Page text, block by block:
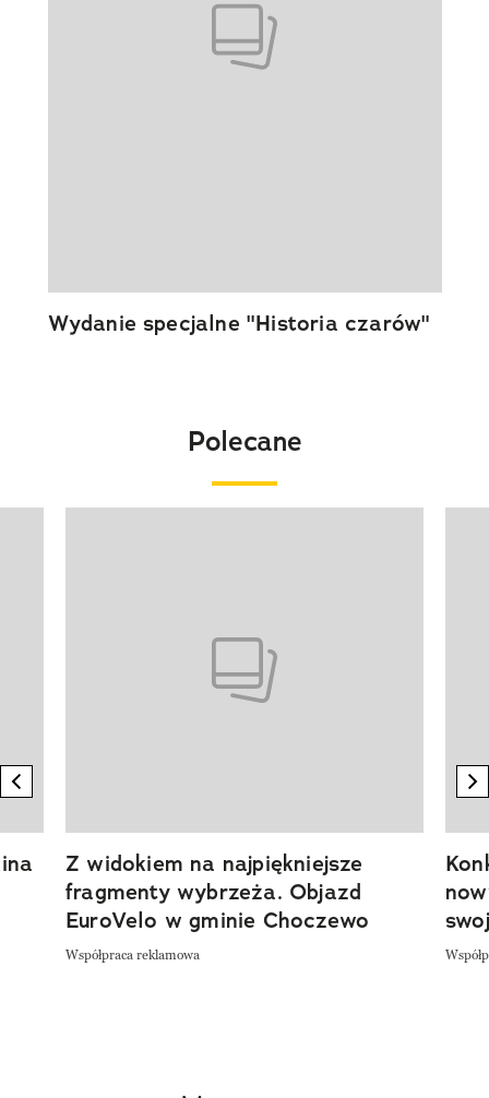
Wydanie specjalne "Historia czarów"
Polecane
previous element
Z widokiem na najpiękniejsze
fragmenty wybrzeża. Objazd
EuroVelo w gminie Choczewo
Współpraca reklamowa